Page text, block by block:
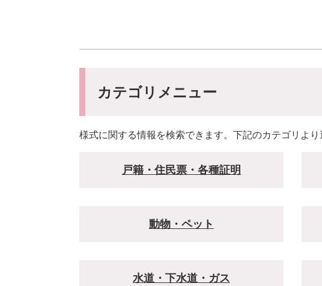
カテゴリメニュー
様式に関する情報を検索できます。下記のカテゴリより
戸籍・住民票・各種証明
動物・ペット
水道・下水道・ガス